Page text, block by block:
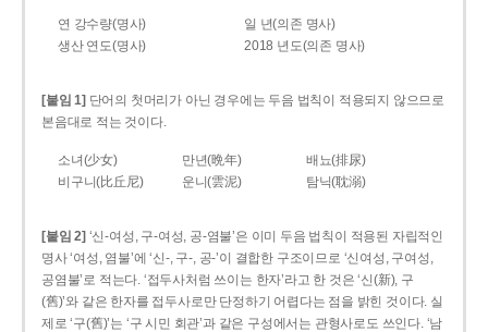
연 강수량(명사)
일 년(의존 명사)
생산 연도(명사)
2018 년도(의존 명사)
[붙임 1] 단어의 첫머리가 아닌 경우에는 두음 법칙이 적용되지 않으므로
본음대로 적는 것이다.
소녀(少女) 만년(晩年)
배뇨(排尿)
비구니(比丘尼)
운니(雲泥) 탐닉(耽溺)
[붙임 2] ‘신-여성, 구-여성, 공-염불’은 이미 두음 법칙이 적용된 자립적인
명사 ‘여성, 염불’에 ‘신-, 구-, 공-’이 결합한 구조이므로 ‘신여성, 구여성,
공염불’로 적는다. ‘접두사처럼 쓰이는 한자’라고 한 것은 ‘신(新), 구
(舊)’와 같은 한자를 접두사로만 단정하기 어렵다는 점을 밝힌 것이다. 실
제로 ‘구(舊)’는 ‘구 시민 회관’과 같은 구성에서는 관형사로도 쓰인다. ‘남